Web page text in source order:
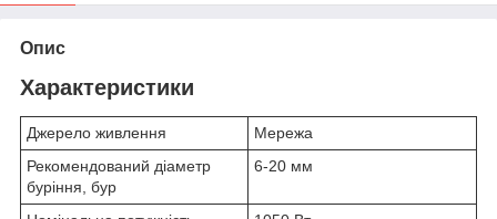
Опис
Характеристики
Джерело живлення
Мережа
Рекомендований діаметр
буріння, бур
6-20 мм